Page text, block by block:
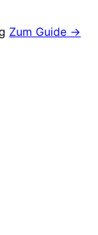
Zum Guide →